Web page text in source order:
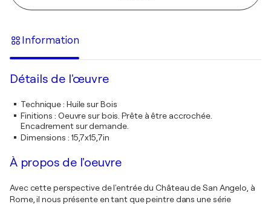
Information
Détails de l'œuvre
Technique: Huile sur Bois
Finitions : Oeuvre sur bois. Prête à être accrochée.
Encadrement sur demande.
Dimensions : 15,7x15,7in
À propos de l'oeuvre
Avec cette perspective de l'entrée du Château de San Angelo, à
Rome, il nous présente en tant que peintre dans une série